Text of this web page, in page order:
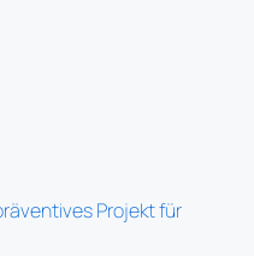
Projekt für